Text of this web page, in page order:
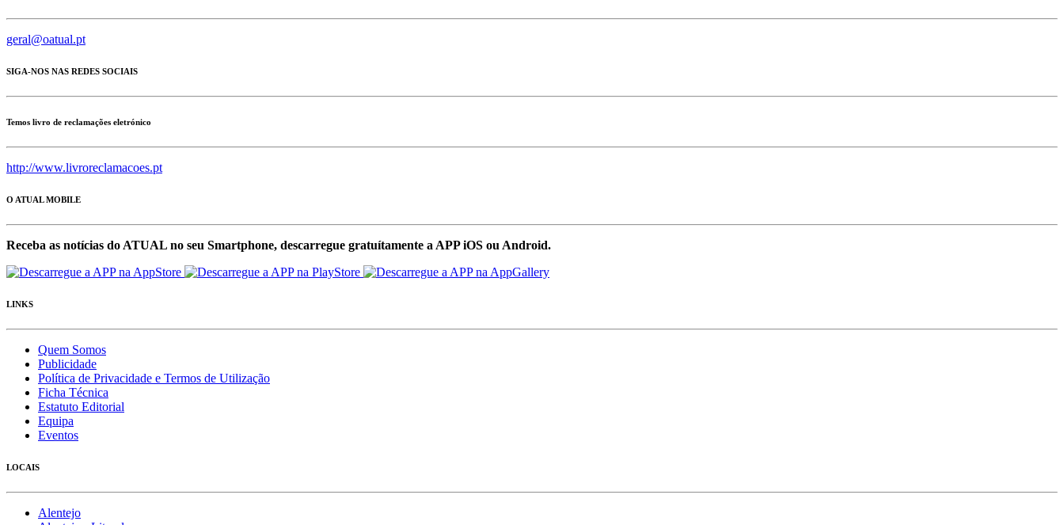
geral@oatual.pt
SIGA-NOS NAS REDES SOCIAIS
Temos livro de reclamações eletrónico
http://www.livroreclamacoes.pt
O ATUAL MOBILE
Receba as notícias do ATUAL no seu Smartphone, descarregue gratuítamente a APP iOS ou Android.
LINKS
Quem Somos
Publicidade
Política de Privacidade e Termos de Utilização
Ficha Técnica
Estatuto Editorial
Equipa
Eventos
LOCAIS
Alentejo